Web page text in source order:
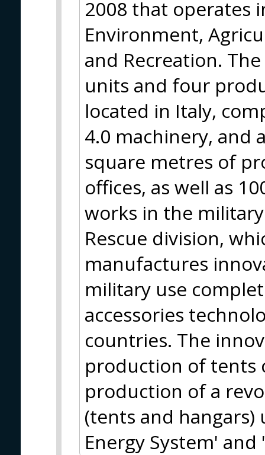
2008 that operates
Environment,
and Recreation.
units and four
located in Italy,
4.0 machinery, and
square metres of
offices, as well as
works in the
Rescue division,
manufactures
military use
accessories
countries. The
production of tents
production of a
(tents and hangars)
Energy System'